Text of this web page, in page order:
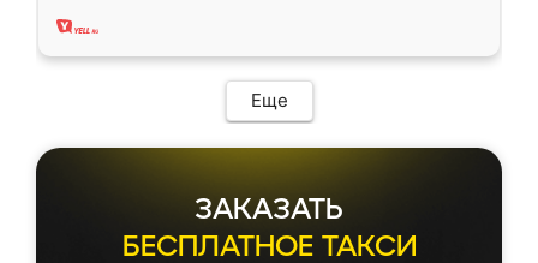
Еще
ЗАКАЗАТЬ
БЕСПЛАТНОЕ ТАКСИ